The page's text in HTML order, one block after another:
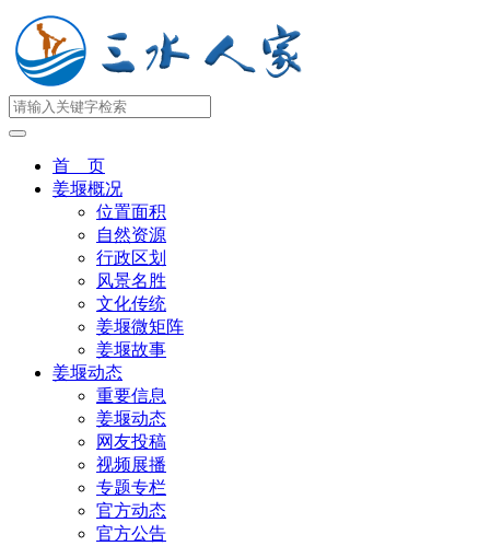
首 页
姜堰概况
位置面积
自然资源
行政区划
风景名胜
文化传统
姜堰微矩阵
姜堰故事
姜堰动态
重要信息
姜堰动态
网友投稿
视频展播
专题专栏
官方动态
官方公告